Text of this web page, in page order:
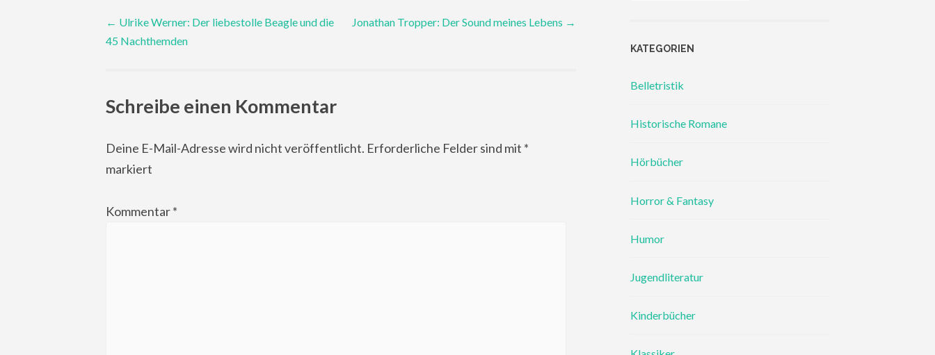
Post
← Ulrike Werner: Der liebestolle Beagle und die
45 Nachthemden
Jonathan Tropper: Der Sound meines Lebens →
Schreibe einen Kommentar
Deine E-Mail-Adresse wird nicht veröffentlicht. Erforderliche Felder sind mit *
markiert
Kommentar*
KATEGORIEN
Belletristik
Historische Romane
Hörbücher
Horror & Fantasy
Humor
Jugendliteratur
Kinderbücher